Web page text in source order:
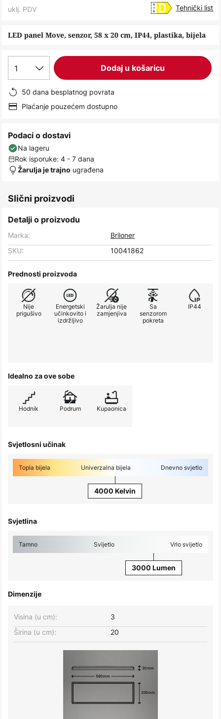
the
of
images
gallery
LED panel Move, senzor, 58 x 20 cm, IP44, plastika, bijela
uklj. PDV Tehnički list
1 Dodaj u košaricu
50 dana besplatnog povrata
Plaćanje pouzećem dostupno
Podaci o dostavi
Na lageru
Rok isporuke: 4 - 7 dana
Žarulja je trajno ugrađena
Slični proizvodi
Detalji o proizvodu
Marka:
Briloner
SKU:
10041862
Prednosti proizvoda
Nije
prigušivo
Energetski
učinkovito i
izdržljivo
Žarulja nije
zamjenjiva
Sa
senzorom
pokreta
IP44
Idealno za ove sobe
Hodnik Podrum Kupaonica
Svjetlosni učinak
Topla bijela Univerzalna bijela Dnevno svjetlo
4000 Kelvin
Svjetlina
Tamno Svijetlo Vrlo svijetlo
3000 Lumen
Dimenzije
Širina (u cm): 20
Visina (u cm): 3